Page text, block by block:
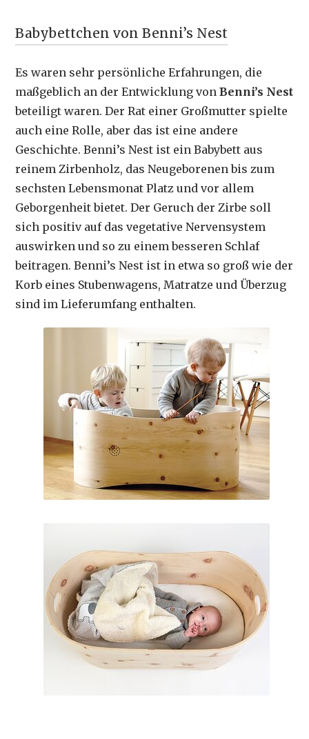
Babybettchen von Benni’s Nest
Es waren sehr persönliche Erfahrungen, die
maßgeblich an der Entwicklung vonBenni’s Nest
beteiligt waren. Der Rat einer Großmutter spielte
auch eine Rolle, aber das ist eine andere
Geschichte. Benni’s Nest ist ein Babybett aus
reinem Zirbenholz, das Neugeborenen bis zum
sechsten Lebensmonat Platz und vor allem
Geborgenheit bietet. Der Geruch der Zirbe soll
sich positiv auf das vegetative Nervensystem
auswirken und so zu einem besseren Schlaf
beitragen. Benni’s Nest ist in etwa so groß wie der
Korb eines Stubenwagens, Matratze und Überzug
sind im Lieferumfang enthalten.